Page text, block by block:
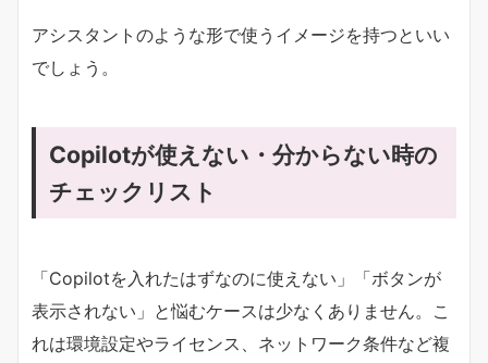
アシスタントのような形で使うイメージを持つといい
でしょう。
Copilotが使えない・分からない時の
チェックリスト
「Copilotを入れたはずなのに使えない」「ボタンが
表示されない」と悩むケースは少なくありません。こ
れは環境設定やライセンス、ネットワーク条件など複